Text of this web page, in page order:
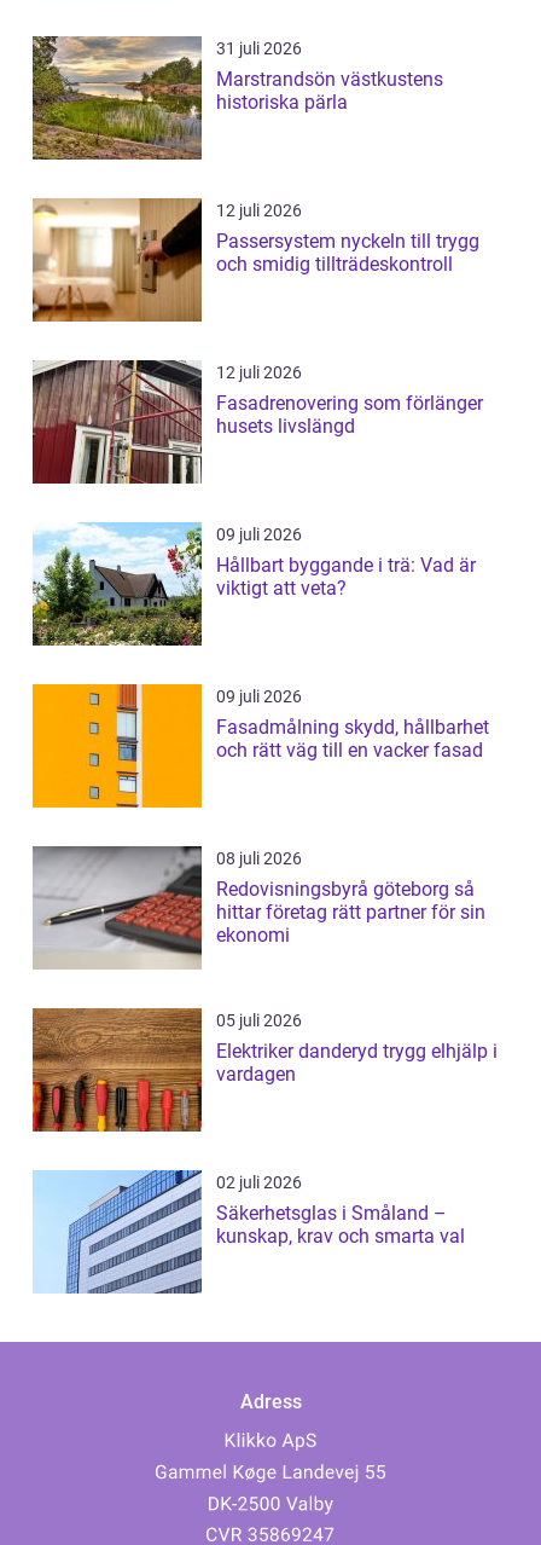
31 juli 2026
Marstrandsön västkustens
historiska pärla
12 juli 2026
Passersystem nyckeln till trygg
och smidig tillträdeskontroll
12 juli 2026
Fasadrenovering som förlänger
husets livslängd
09 juli 2026
Hållbart byggande i trä: Vad är
viktigt att veta?
09 juli 2026
Fasadmålning skydd, hållbarhet
och rätt väg till en vacker fasad
08 juli 2026
Redovisningsbyrå göteborg så
hittar företag rätt partner för sin
ekonomi
05 juli 2026
Elektriker danderyd trygg elhjälp i
vardagen
02 juli 2026
Säkerhetsglas i Småland –
kunskap, krav och smarta val
Adress